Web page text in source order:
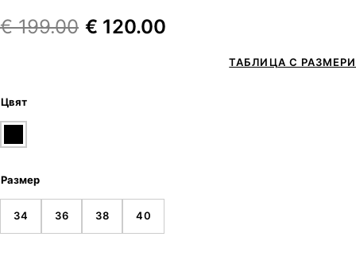
€199.00 € 120.00
ТАБЛИЦА С РАЗМЕРИ
Цвят
Размер
34 36 38 40